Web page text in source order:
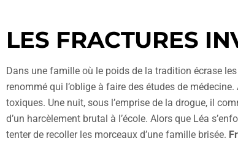
LES FRACTURES
Dans une famille où le poids de la tradition écrase
renommé qui l’oblige à faire des études de
toxiques. Une nuit, sous l’emprise de la drogue, il
d’un harcèlement brutal à l’école. Alors que Léa
tenter de recoller les morceaux d’une famille brisée.